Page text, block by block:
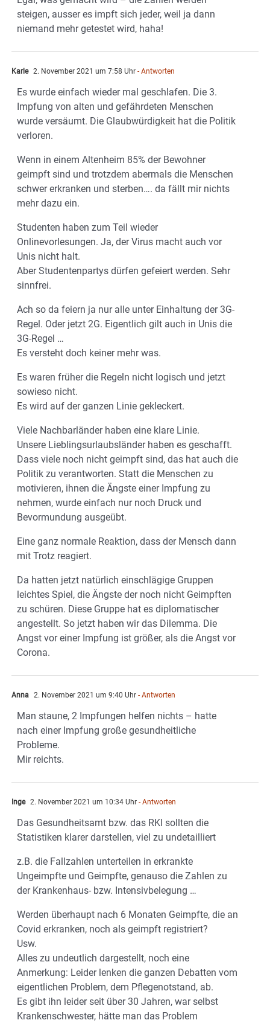
steigen, ausser es impft sich jeder, weil ja dann
niemand mehr getestet wird, haha!
Karle 2. November 2021 um 7:58 Uhr - Antworten
Es wurde einfach wieder mal geschlafen. Die 3.
Impfung von alten und gefährdeten Menschen
wurde versäumt. Die Glaubwürdigkeit hat die Politik
verloren.
Wenn in einem Altenheim 85% der Bewohner
geimpft sind und trotzdem abermals die Menschen
schwer erkranken und sterben…. da fällt mir nichts
mehr dazu ein.
Studenten haben zum Teil wieder
Onlinevorlesungen. Ja, der Virus macht auch vor
Unis nicht halt.
Aber Studentenpartys dürfen gefeiert werden. Sehr
sinnfrei.
Ach so da feiern ja nur alle unter Einhaltung der 3G-
Regel. Oder jetzt 2G. Eigentlich gilt auch in Unis die
3G-Regel …
Es versteht doch keiner mehr was.
Es waren früher die Regeln nicht logisch und jetzt
sowieso nicht.
Es wird auf der ganzen Linie gekleckert.
Viele Nachbarländer haben eine klare Linie.
Unsere Lieblingsurlaubsländer haben es geschafft.
Dass viele noch nicht geimpft sind, das hat auch die
Politik zu verantworten. Statt die Menschen zu
motivieren, ihnen die Ängste einer Impfung zu
nehmen, wurde einfach nur noch Druck und
Bevormundung ausgeübt.
Eine ganz normale Reaktion, dass der Mensch dann
mit Trotz reagiert.
Da hatten jetzt natürlich einschlägige Gruppen
leichtes Spiel, die Ängste der noch nicht Geimpften
zu schüren. Diese Gruppe hat es diplomatischer
angestellt. So jetzt haben wir das Dilemma. Die
Angst vor einer Impfung ist größer, als die Angst vor
Corona.
Anna 2. November 2021 um 9:40 Uhr - Antworten
Man staune, 2 Impfungen helfen nichts – hatte
nach einer Impfung große gesundheitliche
Probleme.
Mir reichts.
Inge 2. November 2021 um 10:34 Uhr - Antworten
Das Gesundheitsamt bzw. das RKI sollten die
Statistiken klarer darstellen, viel zu undetailliert
z.B. die Fallzahlen unterteilen in erkrankte
Ungeimpfte und Geimpfte, genauso die Zahlen zu
der Krankenhaus- bzw. Intensivbelegung …
Werden überhaupt nach 6 Monaten Geimpfte, die an
Covid erkranken, noch als geimpft registriert?
Usw.
Alles zu undeutlich dargestellt, noch eine
Anmerkung: Leider lenken die ganzen Debatten vom
eigentlichen Problem, dem Pflegenotstand, ab.
Es gibt ihn leider seit über 30 Jahren, war selbst
Krankenschwester, hätte man das Problem